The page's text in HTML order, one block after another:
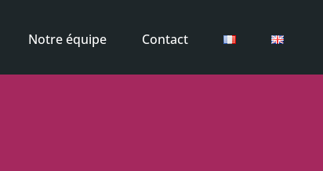
Notre équipe Contact